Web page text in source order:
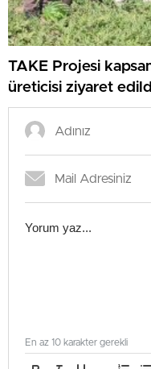
TAKE Projesi
üreticisi ziyaret
En az 10 karakter gerekli